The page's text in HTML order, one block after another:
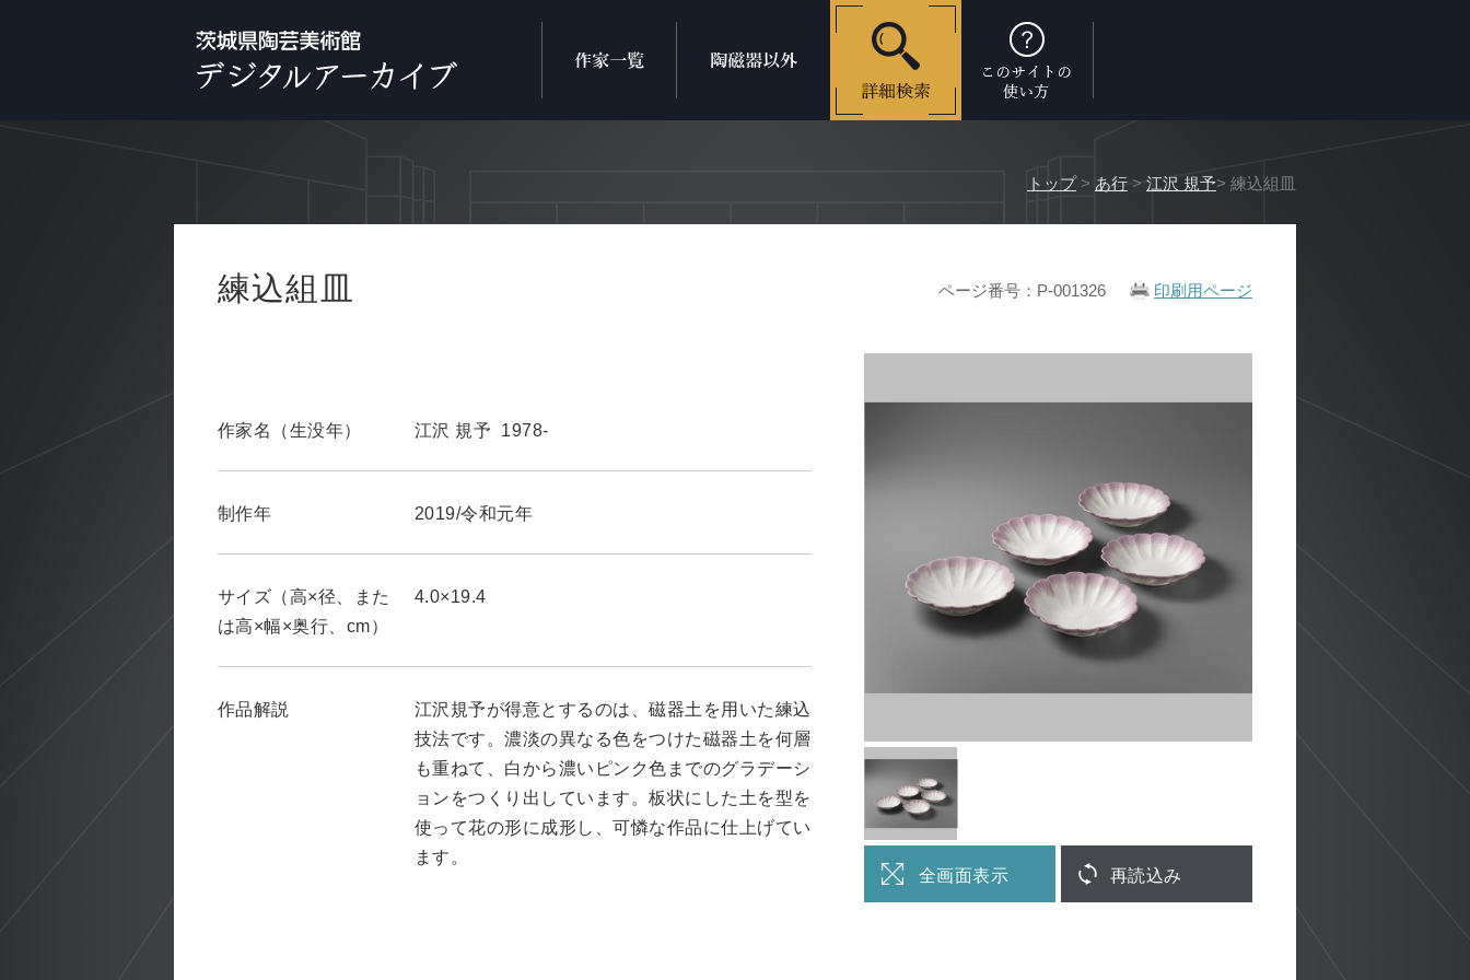
印刷用ページ
トップ> あ行 > 江沢 規予> 練込組皿
練込組皿 ページ番号：P-001326
作家名（生没年） 江沢 規予 1978-
制作年 2019/令和元年
サイズ（高×径、また
は高×幅×奥行、cm）
4.0×19.4
作品解説
江沢規予が得意とするのは、磁器土を用いた練込
技法です。濃淡の異なる色をつけた磁器土を何層
も重ねて、白から濃いピンク色までのグラデーシ
ョンをつくり出しています。板状にした土を型を
使って花の形に成形し、可憐な作品に仕上げてい
ます。
全画面表示
再読込み